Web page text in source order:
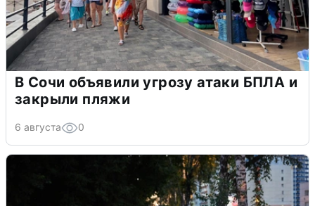
В Сочи объявили угрозу атаки БПЛА и
закрыли пляжи
6 августа 0